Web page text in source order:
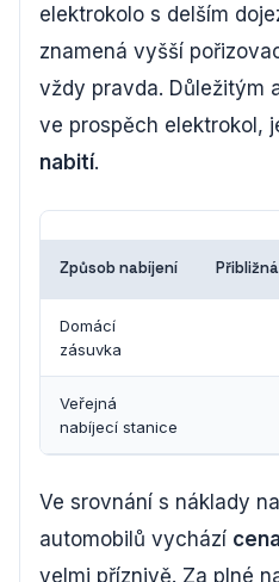
elektrokolo s delším
znamená vyšší
vždy pravda. Důležitým
ve prospěch elektrokol,
nabití.
Způsob nabíjení
Domácí
zásuvka
Veřejná
nabíjecí stanice
Ve srovnání s náklady
automobilů vychází
velmi příznivě. Za plné